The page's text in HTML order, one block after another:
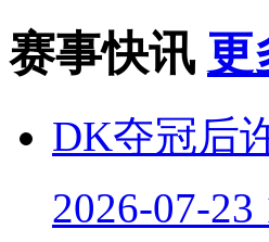
赛事快讯 更
DK夺冠后
2026-07-23